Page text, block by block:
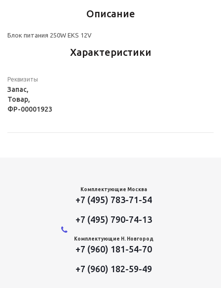
Описание
Блок питания 250W EKS 12V
Характеристики
Реквизиты
Запас,
Товар,
ФР-00001923
Комплектующие Москва
+7 (495) 783-71-54
+7 (495) 790-74-13
Комплектующие Н. Новгород
+7 (960) 181-54-70
+7 (960) 182-59-49